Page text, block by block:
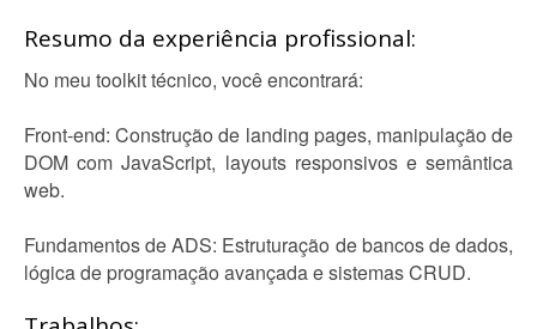
Resumo da experiência profissional:
No meu toolkit técnico, você encontrará:
Front-end: Construção de landing pages, manipulação de
DOM com JavaScript, layouts responsivos e semântica
web.
Fundamentos de ADS: Estruturação de bancos de dados,
lógica de programação avançada e sistemas CRUD.